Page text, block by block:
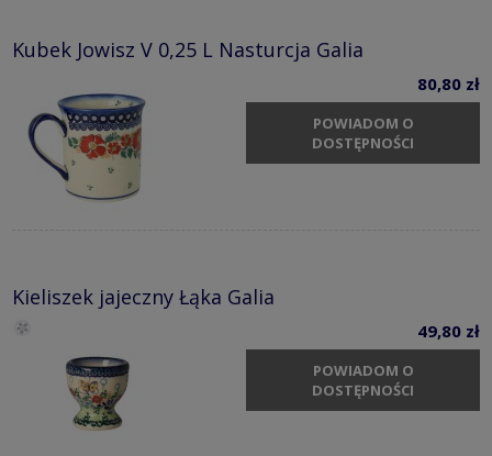
Kubek Jowisz V 0,25 L Nasturcja Galia
80,80 zł
POWIADOM O
DOSTĘPNOŚCI
Kieliszek jajeczny Łąka Galia
49,80 zł
POWIADOM O
DOSTĘPNOŚCI